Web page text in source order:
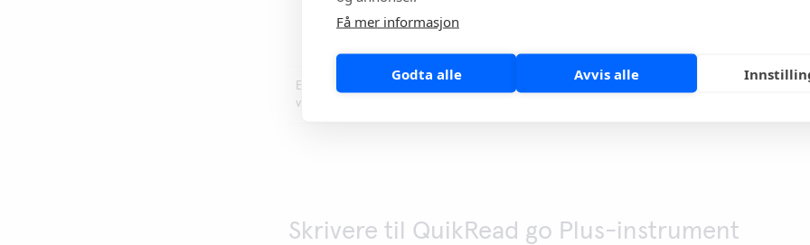
Få mer informasjon
Godta alle Avvis alle
155128 GoDEX DT4x skriveretiketter, Taiwan
Et registrert
varemerke
QuikRead go er et registrert varemerke som tilhører Aidian Oy
Skrivere til QuikRead go Plus-instrument